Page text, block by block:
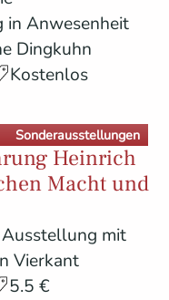
in Anwesenheit
Dingkuhn
Kostenlos
Sonderausstellungen
Heinrich
Macht und
mit
Vierkant
5.5 €